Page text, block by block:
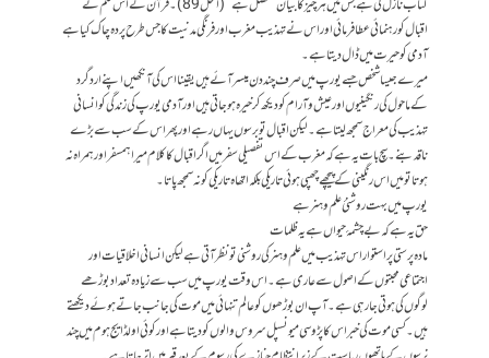
اقبال کو رہنمائی عطا فرمائی اور اس نے تہذیب مغرب اور فرنگی مدنیت کا جس طرح پردہ چاک کیا ہے
آدمی کو حیرت میں ڈال دیتا ہے۔
میرے جیسا شخص جسے یورپ میں صرف چند دن میسر آئے ہیں یقینا اس کی آنکھیں اپنے اردگرد
کے ماحول کی رنگینیوں اور عیش و آرام کو دیکھ کر خیرہ ہوجاتی ہیں اور آدمی یورپ کی زندگی کو انسانی
تہذیب کی معراج سمجھ لیتا ہے۔ لیکن اقبال تو برسوں یہاں رہے اور پھر اس کے سب سے بڑے
ناقد بنے۔ سچ بات یہ ہے کہ مغرب کے اس تفصیلی سفر میں اگر اقبال کا کلام میرا ہمسفر اور ہمراہ نہ
ہوتا تو میں اس رنگینی کے پیچھے چھپی ہوئی تاریکی بلکہ اتھاہ تاریکی کو نہ سمجھ پاتا۔
یورپ میں بہت روشنیٔ علم و ہنر ہے
حق یہ ہے کہ بے چشمۂ حیواں ہے یہ ظلمات
مادہ پرستی پر استوار اس تہذیب میں علم و ہنر کی روشنی تو نظر آتی ہے لیکن انسانی اخلاقیات اور
اجتماعی محبتوں کے اصول سے عاری ہے۔ اس وقت یورپ میں سب سے زیادہ تعداد بوڑھے
لوگوں کی ہوتی جا رہی ہے۔ آپ ان بوڑھوں کو عالم تنہائی میں موت کی جانب جاتے ہوئے دیکھتے
ہیں۔ کسی موت کی خبر اس کا پڑوسی میونسپل سروس والوں کو دیتا ہے اور کوئی اولڈ ایج ہوم میں چند